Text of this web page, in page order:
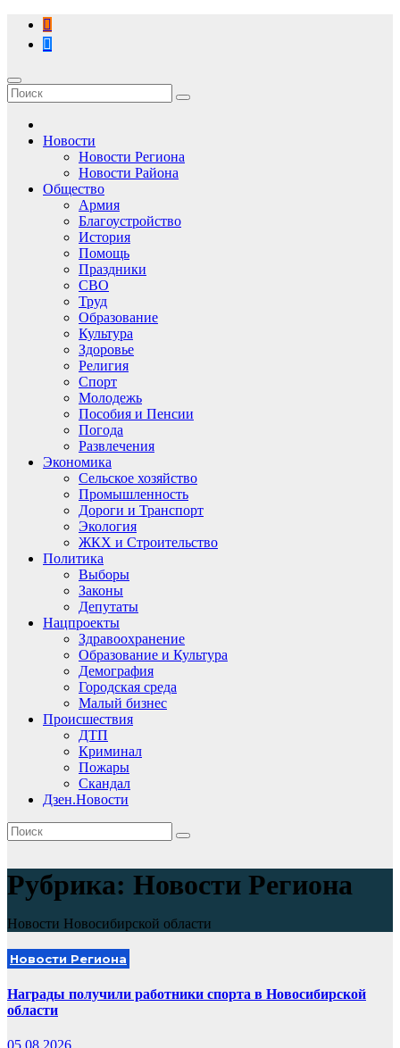
Перейти
содержимому
Новости
Новости Региона
Новости Района
Общество
Армия
Благоустройство
История
Помощь
Праздники
СВО
Труд
Образование
Культура
Здоровье
Религия
Спорт
Молодежь
Пособия и Пенсии
Погода
Развлечения
Экономика
Сельское хозяйство
Промышленность
Дороги и Транспорт
Экология
ЖКХ и Строительство
Политика
Выборы
Законы
Депутаты
Нацпроекты
Здравоохранение
Образование и Культура
Демография
Городская среда
Малый бизнес
Происшествия
ДТП
Криминал
Пожары
Скандал
Дзен.Новости
Рубрика: Новости Региона
Новости Новосибирской области
Новости Региона
Награды получили работники спорта в Новосибирской
области
05.08.2026